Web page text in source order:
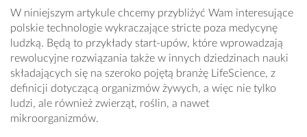
W niniejszym artykule chcemy przybliżyć Wam interesujące
polskie technologie wykraczające stricte poza medycynę
ludzką. Będą to przykłady start-upów, które wprowadzają
rewolucyjne rozwiązania także w innych dziedzinach nauki
składających się na szeroko pojętą branżę LifeScience, z
definicji dotyczącą organizmów żywych, a więc nie tylko
ludzi, ale również zwierząt, roślin, a nawet
mikroorganizmów.